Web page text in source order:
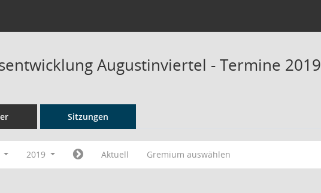
Augustinviertel - Termine 2019
Sitzungen
2019 Aktuell Gremium auswählen